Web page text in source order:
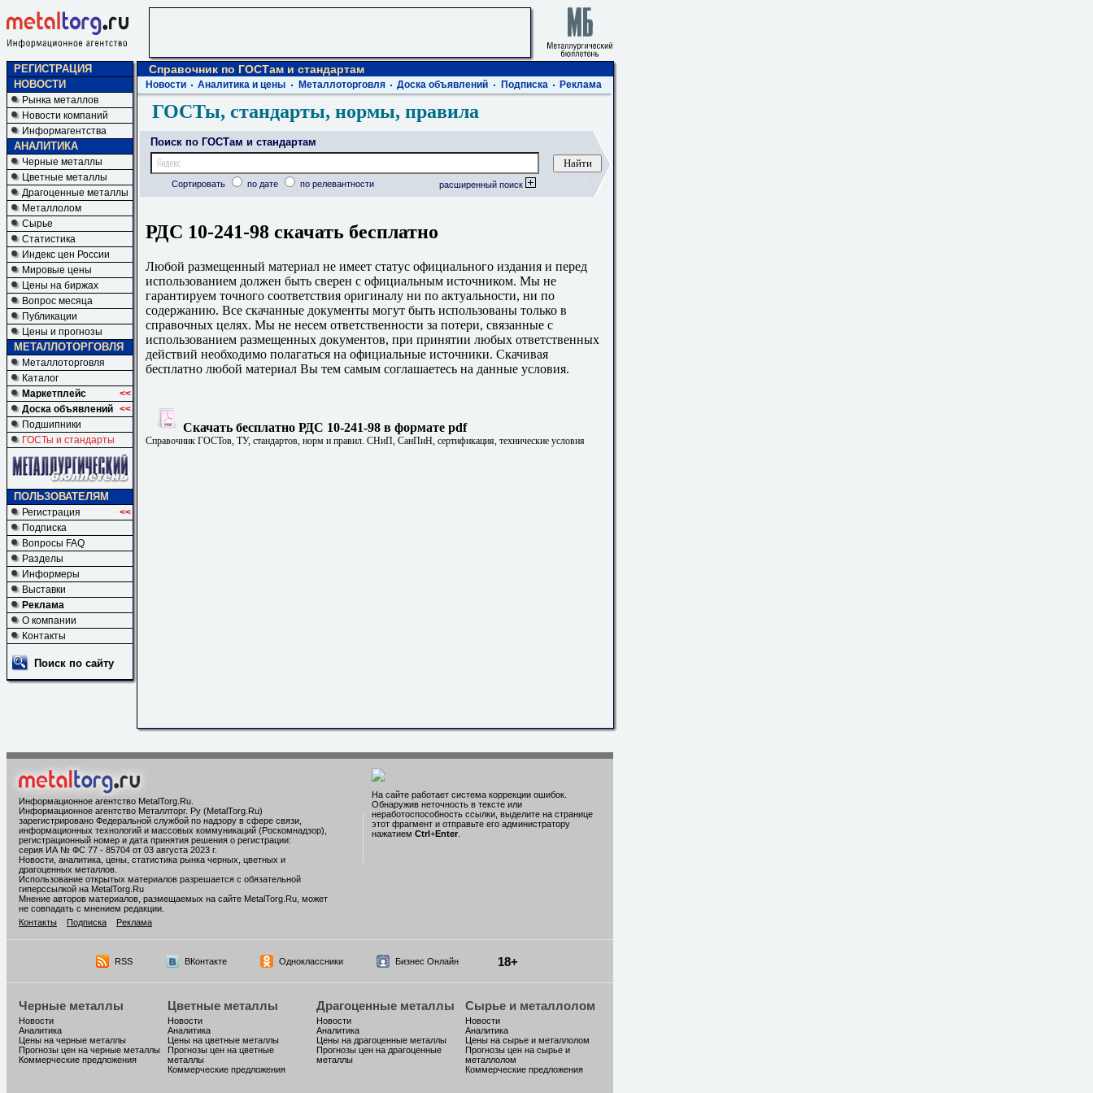
РЕГИСТРАЦИЯ
НОВОСТИ
Рынка металлов
Новости компаний
Информагентства
АНАЛИТИКА
Черные металлы
Цветные металлы
Драгоценные металлы
Металлолом
Сырье
Статистика
Индекс цен России
Мировые цены
Цены на биржах
Вопрос месяца
Публикации
Цены и прогнозы
МЕТАЛЛОТОРГОВЛЯ
Металлоторговля
Каталог
Маркетплейс
<<
Доска объявлений <<
Подшипники
ГОСТы и стандарты
ПОЛЬЗОВАТЕЛЯМ
Регистрация
<<
Подписка
Вопросы FAQ
Разделы
Информеры
Выставки
Реклама
О компании
Контакты
Поиск по сайту
Справочник по ГОСТам и стандартам
Новости Аналитика и цены Металлоторговля Доска объявлений Подписка Реклама
ГОСТы, стандарты, нормы, правила
Поиск по ГОСТам и стандартам
Сортировать по дате по релевантности расширенный поиск
РДС 10-241-98 скачать бесплатно
Любой размещенный материал не имеет статус официального издания и перед
использованием должен быть сверен с официальным источником. Мы не
гарантируем точного соответствия оригиналу ни по актуальности, ни по
содержанию. Все скачанные документы могут быть использованы только в
справочных целях. Мы не несем ответственности за потери, связанные с
использованием размещенных документов, при принятии любых ответственных
действий необходимо полагаться на официальные источники. Скачивая
бесплатно любой материал Вы тем самым соглашаетесь на данные условия.
Скачать бесплатно РДС 10-241-98 в формате pdf
Справочник ГОСТов, ТУ, стандартов, норм и правил. СНиП, СанПиН, сертификация, технические условия
Информационное агентство MetalTorg.Ru
Информационное агентство Металлторг. Ру (MetalTorg.Ru)
зарегистрировано Федеральной службой по надзору в сфере связи,
информационных технологий и массовых коммуникаций (Роскомнадзор),
регистрационный номер и дата принятия решения о регистрации:
серия ИА № ФС 77 - 85704 от 03 августа 2023 г.
Новости, аналитика, цены, статистика рынка черных, цветных и
драгоценных металлов.
Использование открытых материалов разрешается с обязательной
гиперссылкой на MetalTorg.Ru
Мнение авторов материалов, размещаемых на сайте MetalTorg.Ru, может
не совпадать с мнением редакции.
Контакты
Подписка Реклама
На сайте работает система коррекции ошибок.
Обнаружив неточность в тексте или
неработоспособность ссылки, выделите на странице
этот фрагмент и отправьте его администратору
нажатием Ctrl+Enter
RSS ВКонтакте Одноклассники Бизнес Онлайн 18+
Черные металлы
Новости
Аналитика
Цены на черные металлы
Прогнозы цен на черные металлы
Коммерческие предложения
Цветные металлы
Новости
Аналитика
Цены на цветные металлы
Прогнозы цен на цветные
металлы
Коммерческие предложения
Драгоценные металлы
Новости
Аналитика
Цены на драгоценные металлы
Прогнозы цен на драгоценные
металлы
Сырье и металлолом
Новости
Аналитика
Цены на сырье и металлолом
Прогнозы цен на сырье и
металлолом
Коммерческие предложения